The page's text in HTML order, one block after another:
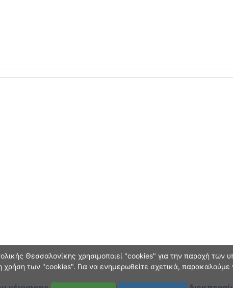
Θεσσαλονίκης χρησιμοποιεί "cookies" για την παροχή των
χρήση των "cookies". Για να ενημερωθείτε σχετικά, παρακαλούμε